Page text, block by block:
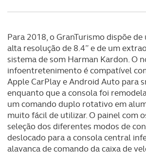
necessário no contexto dos serviços a
Realçamos que o bloqueio de certo tipo
tecnologias similares pode ter impacto
experiência de navegação no Website
disponibilizados.
Consulte a política de cookies do site.
Para 2018, o GranTurismo dispõe
alta resolução de 8.4” e de um
sistema de som Harman Kardon. O
infoentretenimento é compatível
Apple CarPlay e Android Auto para
enquanto que a consola foi
um comando duplo rotativo em
muito fácil de utilizar. O painel com
seleção dos diferentes modos de
deslocado para a consola central
alavanca de comando da caixa de